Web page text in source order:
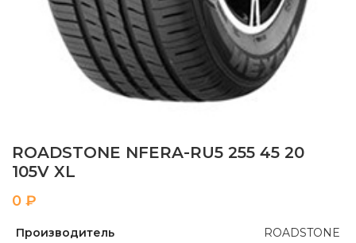
ROADSTONE NFERA-RU5 255 45 20
105V XL
₽
Производитель
ROADSTONE